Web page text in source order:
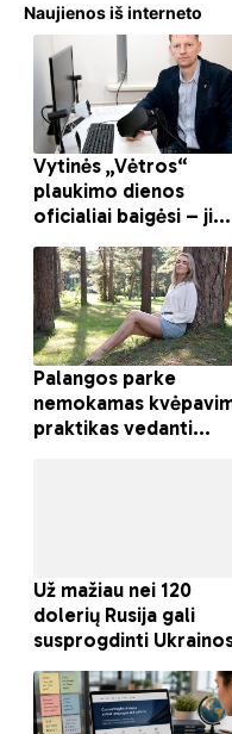
Naujienos iš interneto